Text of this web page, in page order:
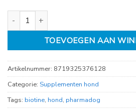
PharmaDog Biotine aantal
TOEVOEGEN AAN
Artikelnummer: 8719325376128
Categorie: Supplementen hond
Tags: biotine, hond, pharmadog